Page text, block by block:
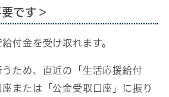
です＞
付金を受け取れます。
ため、直近の「生活応援給付
または「公金受取口座」に振り